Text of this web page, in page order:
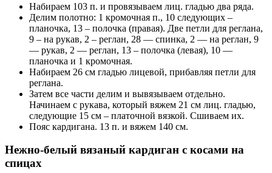
Набираем 103 п. и провязываем лиц. гладью два ряда.
Делим полотно: 1 кромочная п., 10 следующих –
планочка, 13 – полочка (правая). Две петли для реглана,
9 – на рукав, 2 – реглан, 28 — спинка, 2 — на реглан, 9
— рукав, 2 — реглан, 13 – полочка (левая), 10 —
планочка и 1 кромочная.
Набираем 26 см гладью лицевой, прибавляя петли для
реглана.
Затем все части делим и вывязываем отдельно.
Начинаем с рукава, который вяжем 21 см лиц. гладью,
следующие 15 см – платочной вязкой. Сшиваем их.
Пояс кардигана. 13 п. и вяжем 140 см.
Нежно-белый вязаный кардиган с косами на
спицах